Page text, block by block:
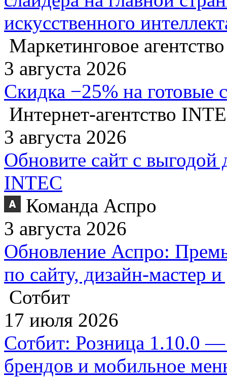
искусственного
Маркетинговое
3 августа 2026
Скидка −25% на готовые
Интернет-агентство
3 августа 2026
Обновите сайт с выгодой
INTEC
Команда Аспро
3 августа 2026
Обновление Аспро:
по сайту, дизайн-мастер
Сотбит
17 июля 2026
Сотбит: Розница 1.10.0 —
брендов и мобильное